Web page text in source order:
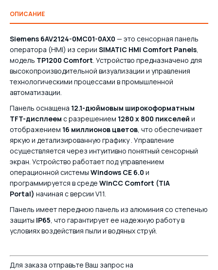
ОПИСАНИЕ
Siemens 6AV2124-0MC01-0AX0 — это сенсорная панель
оператора (HMI) из серии SIMATIC HMI Comfort Panels,
модель TP1200 Comfort. Устройство предназначено для
высокопроизводительной визуализации и управления
технологическими процессами в промышленной
автоматизации.
Панель оснащена 12.1-дюймовым широкоформатным
TFT-дисплеем с разрешением 1280 x 800 пикселей и
отображением 16 миллионов цветов, что обеспечивает
яркую и детализированную графику . Управление
осуществляется через интуитивно понятный сенсорный
экран. Устройство работает под управлением
операционной системы Windows CE 6.0 и
программируется в среде WinCC Comfort (TIA
Portal) начиная с версии V11.
Панель имеет переднюю панель из алюминия со степенью
защиты IP65, что гарантирует ее надежную работу в
условиях воздействия пыли и водяных струй.
Для заказа отправьте Ваш запрос на